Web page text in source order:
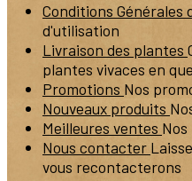
Conditions Générales
d'utilisation
Livraison des plantes
plantes vivaces en
Promotions Nos
Nouveaux produits
Meilleures ventes
Nous contacter
vous recontacterons